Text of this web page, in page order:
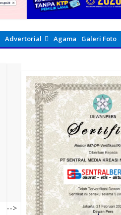
Advertorial Agama Galeri Foto
-->